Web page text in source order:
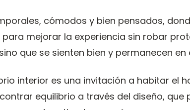
cómodos y bien pensados,
mejorar la experiencia sin robar
que se sienten bien y permanecen en
interior es una invitación a habitar el
equilibrio a través del diseño, que